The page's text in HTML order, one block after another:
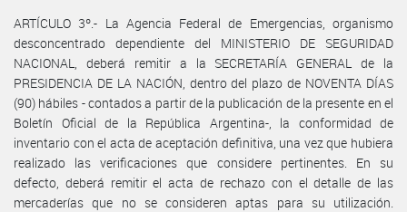
ARTÍCULO 3º.- La Agencia Federal de Emergencias, organismo
desconcentrado dependiente del MINISTERIO DE SEGURIDAD
NACIONAL, deberá remitir a la SECRETARÍA GENERAL de la
PRESIDENCIA DE LA NACIÓN, dentro del plazo de NOVENTA DÍAS
(90) hábiles - contados a partir de la publicación de la presente en el
Boletín Oficial de la República Argentina-, la conformidad de
inventario con el acta de aceptación definitiva, una vez que hubiera
realizado las verificaciones que considere pertinentes. En su
defecto, deberá remitir el acta de rechazo con el detalle de las
mercaderías que no se consideren aptas para su utilización.